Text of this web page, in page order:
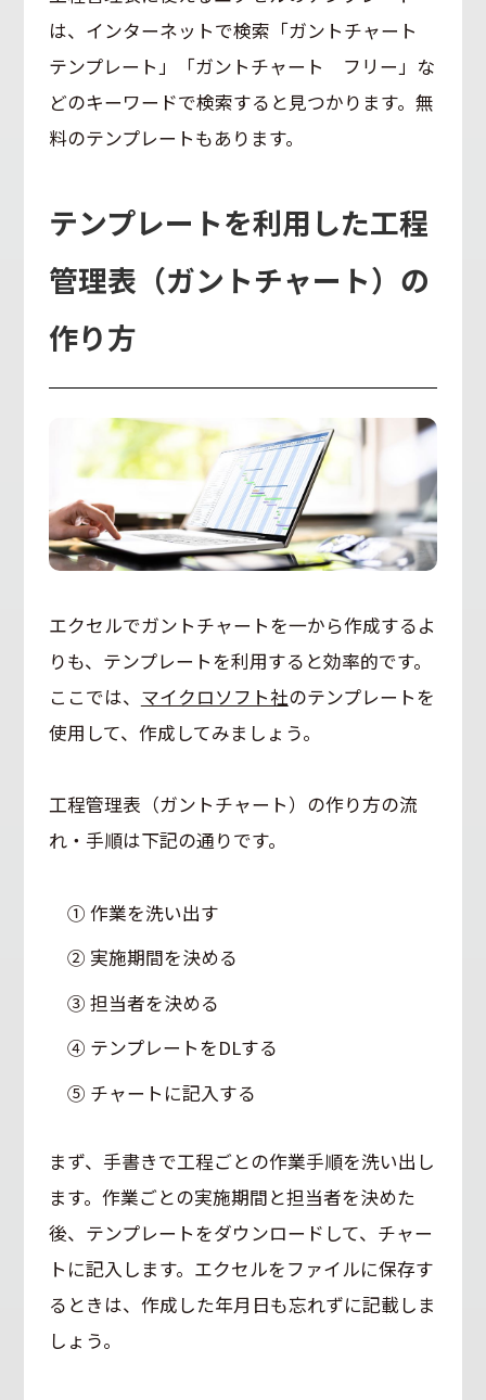
は、インターネットで検索「ガントチャート
テンプレート」「ガントチャート フリー」な
どのキーワードで検索すると見つかります。無
料のテンプレートもあります。
テンプレートを利用した工程
管理表（ガントチャート）の
作り方
エクセルでガントチャートを一から作成するよ
りも、テンプレートを利用すると効率的です。
ここでは、 マイクロソフト社のテンプレートを
使用して、作成してみましょう。
工程管理表（ガントチャート）の作り方の流
れ・手順は下記の通りです。
① 作業を洗い出す
② 実施期間を決める
③ 担当者を決める
④ テンプレートをDLする
⑤ チャートに記入する
まず、手書きで工程ごとの作業手順を洗い出し
ます。作業ごとの実施期間と担当者を決めた
後、テンプレートをダウンロードして、チャー
トに記入します。エクセルをファイルに保存す
るときは、作成した年月日も忘れずに記載しま
しょう。